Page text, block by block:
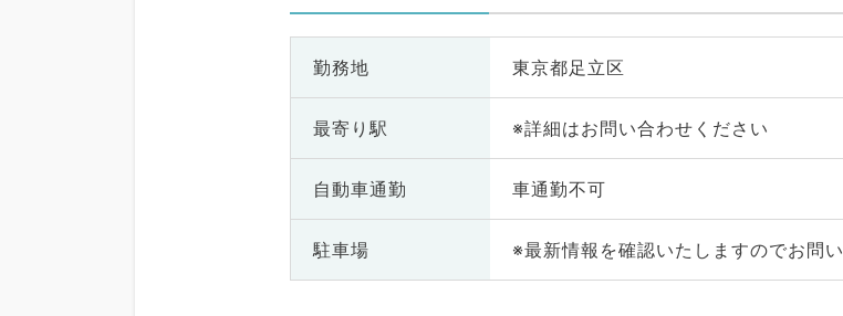
勤務地 東京都足立区
最寄り駅 ※詳細はお問い合わせください
自動車通勤 車通勤不可
駐車場 ※最新情報を確認いたしますのでお問